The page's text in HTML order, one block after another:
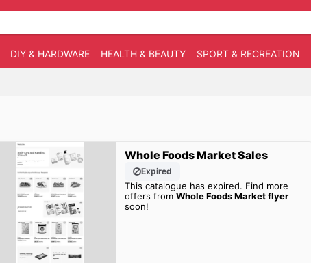
DIY & HARDWARE HEALTH & BEAUTY SPORT & RECREATION
Whole Foods Market Sales
Expired
This catalogue has expired. Find more
offers fromWhole Foods Market flyer
soon!